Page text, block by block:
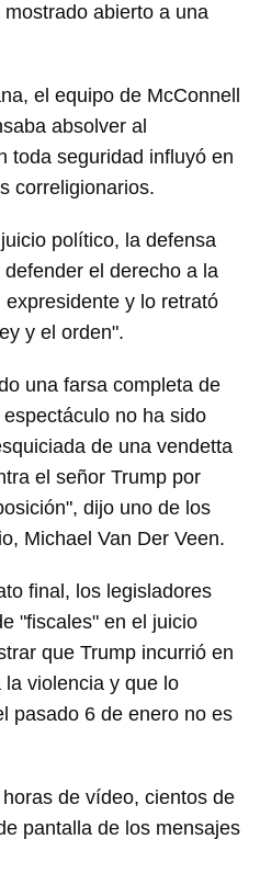
abierto a una
el equipo de McConnell
absolver al
toda seguridad influyó en
correligionarios.
político, la defensa
el derecho a la
expresidente y lo retrató
y el orden".
una farsa completa de
no ha sido
de una vendetta
el señor Trump por
dijo uno de los
Michael Van Der Veen.
final, los legisladores
"fiscales" en el juicio
que Trump incurrió en
violencia y que lo
pasado 6 de enero no es
de vídeo, cientos de
pantalla de los mensajes